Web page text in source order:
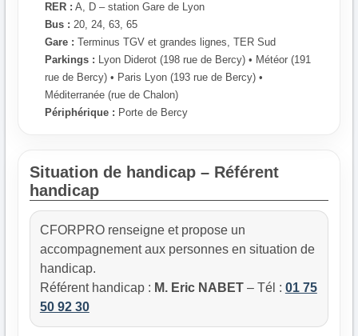
RER : A, D – station Gare de Lyon
Bus : 20, 24, 63, 65
Gare : Terminus TGV et grandes lignes, TER Sud
Parkings : Lyon Diderot (198 rue de Bercy) • Météor (191
rue de Bercy) • Paris Lyon (193 rue de Bercy) •
Méditerranée (rue de Chalon)
Périphérique : Porte de Bercy
Situation de handicap – Référent
handicap
CFORPRO renseigne et propose un
accompagnement aux personnes en situation de
handicap.
Référent handicap : M. Eric NABET– Tél : 01 75
50 92 30